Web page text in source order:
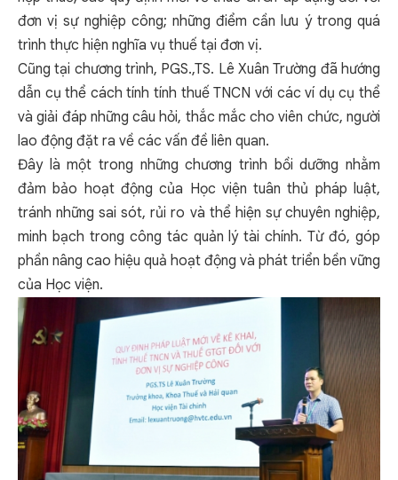
đơn vị sự nghiệp công; những điểm cần lưu ý trong quá
trình thực hiện nghĩa vụ thuế tại đơn vị.
Cũng tại chương trình, PGS.,TS. Lê Xuân Trường đã hướng
dẫn cụ thể cách tính tính thuế TNCN với các ví dụ cụ thể
và giải đáp những câu hỏi, thắc mắc cho viên chức, người
lao động đặt ra về các vấn đề liên quan.
Đây là một trong những chương trình bồi dưỡng nhằm
đảm bảo hoạt động của Học viện tuân thủ pháp luật,
tránh những sai sót, rủi ro và thể hiện sự chuyên nghiệp,
minh bạch trong công tác quản lý tài chính. Từ đó, góp
phần nâng cao hiệu quả hoạt động và phát triển bền vững
của Học viện.